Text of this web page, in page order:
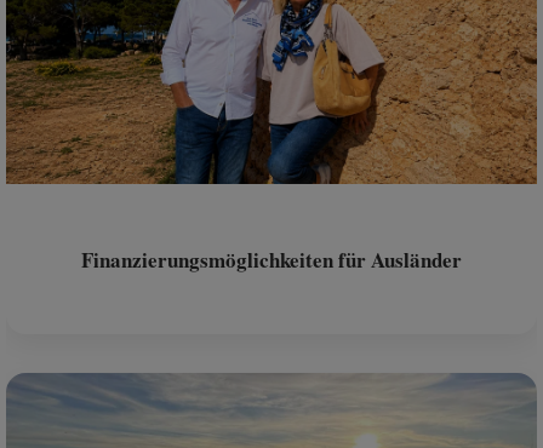
Finanzierungsmöglichkeiten für Ausländer